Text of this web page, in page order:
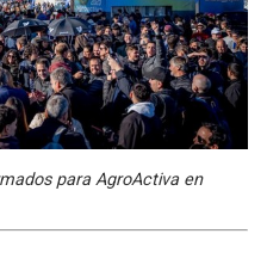
para AgroActiva en